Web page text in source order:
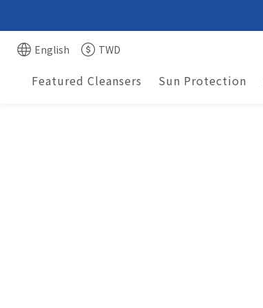
English TWD
Featured Cleansers Sun Protection